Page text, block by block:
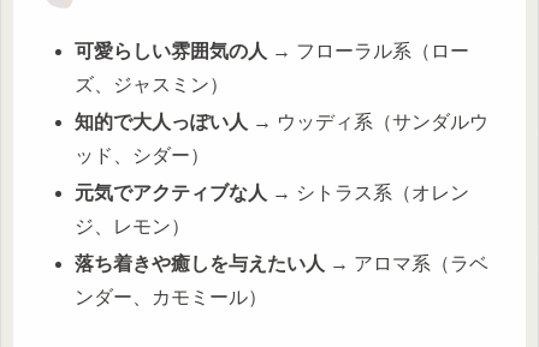
可愛らしい雰囲気の人 → フローラル系（ロー
ズ、ジャスミン）
知的で大人っぽい人 → ウッディ系（サンダルウ
ッド、シダー）
元気でアクティブな人 → シトラス系（オレン
ジ、レモン）
落ち着きや癒しを与えたい人 → アロマ系（ラベ
ンダー、カモミール）